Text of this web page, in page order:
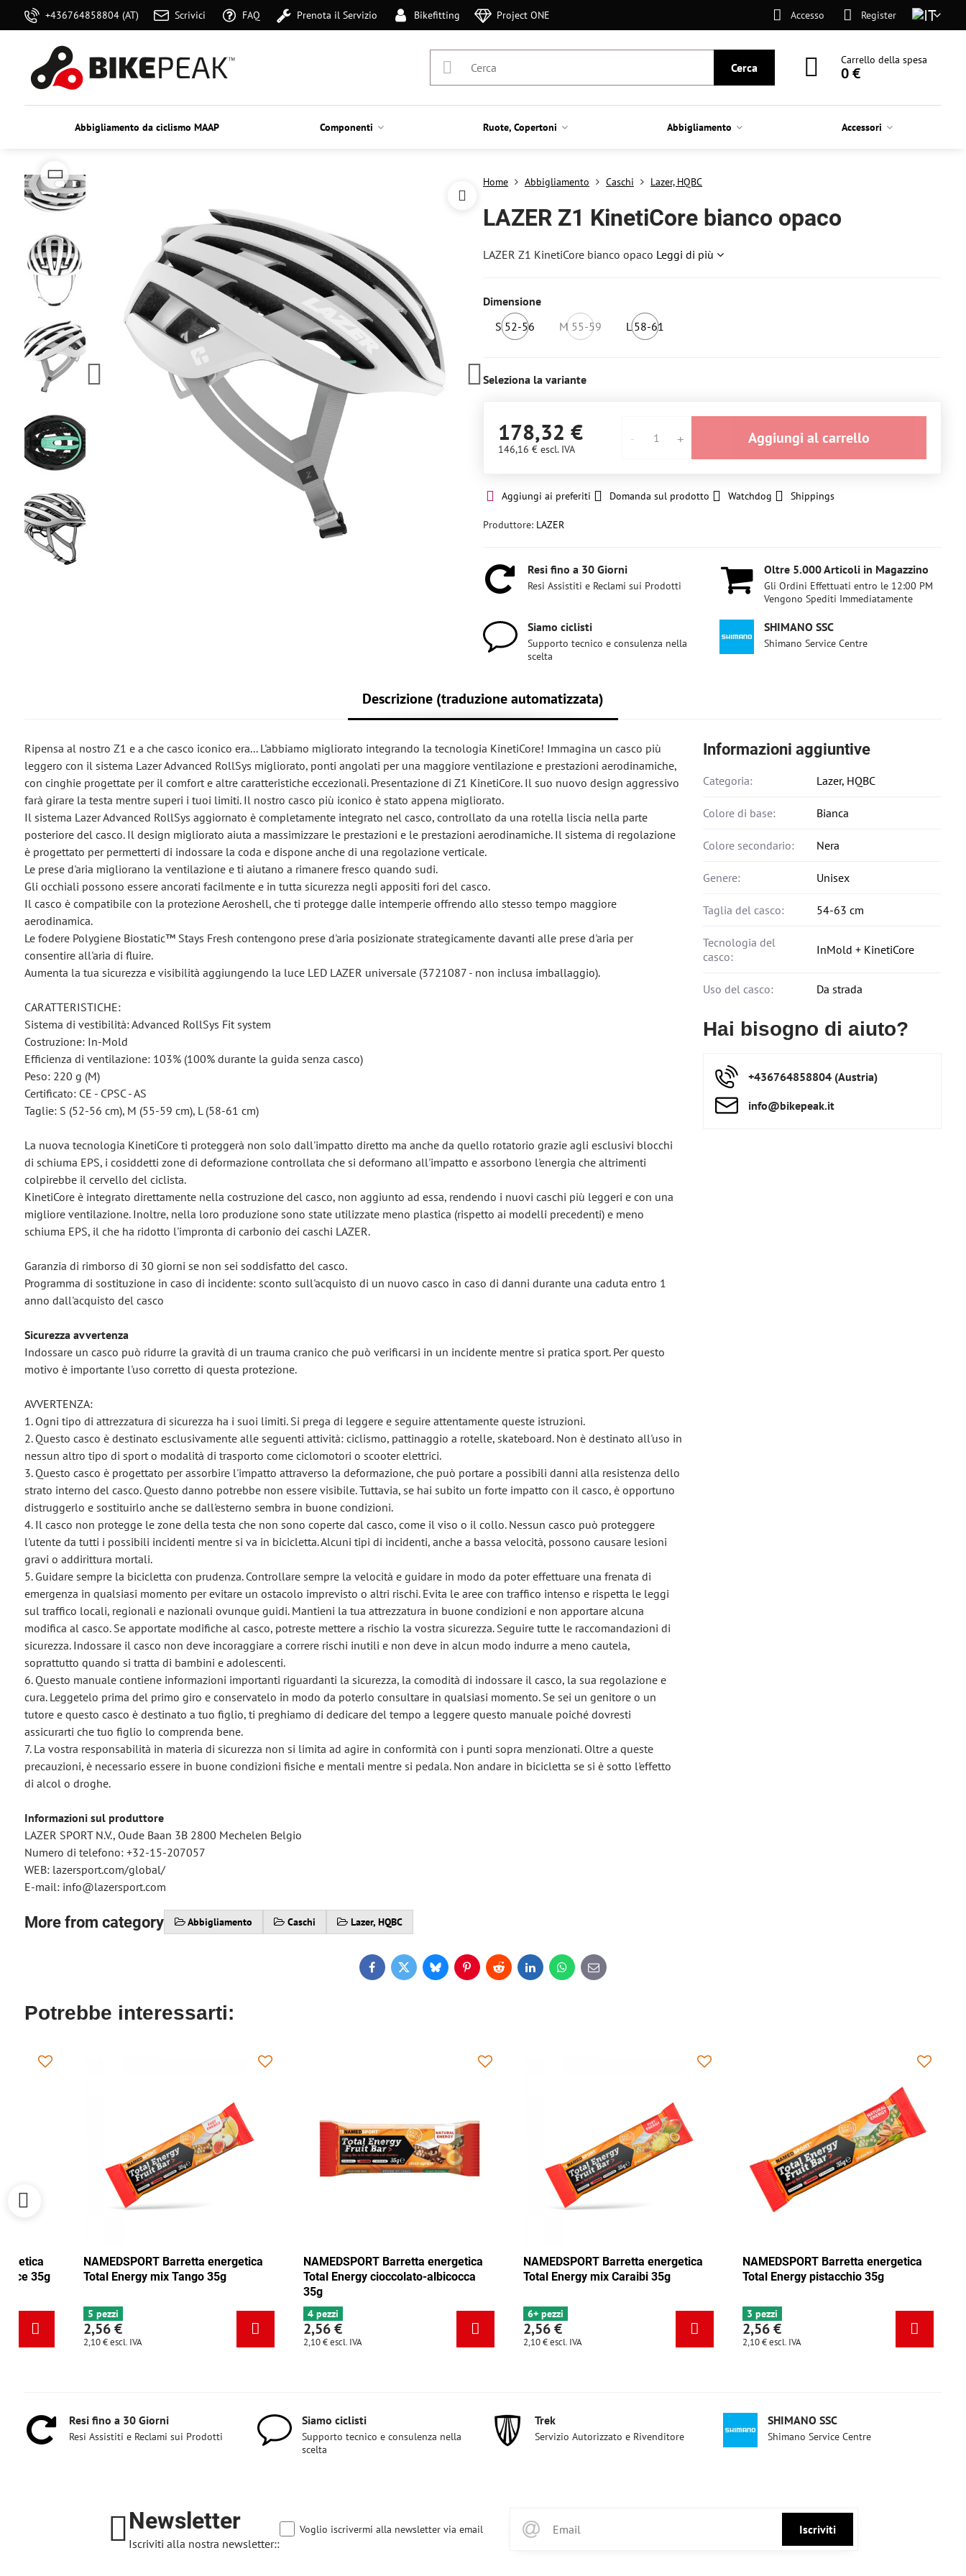
+436764858804 (AT) Scrivici FAQ Prenota il Servizio Bikefitting Project ONE Accesso Register
Cerca
Carrello della spesa
0 €
Abbigliamento da ciclismo MAAP Componenti Ruote, Copertoni Abbigliamento Accessori
Home Abbigliamento Caschi Lazer, HQBC
LAZER Z1 KinetiCore bianco opaco
LAZER Z1 KinetiCore bianco opaco Leggi di più
Dimensione
S 52-56
M 55-59
L 58-61
Seleziona la variante
178,32 €
146,16 € escl. IVA
Aggiungi al carrello
Aggiungi ai preferiti Domanda sul prodotto Watchdog Shippings
Produttore: LAZER
Resi fino a 30 Giorni
Resi Assistiti e Reclami sui Prodotti
Oltre 5​.000 Articoli in Magazzino
Gli Ordini Effettuati entro le 12:00 PM
Vengono Spediti Immediatamente
Siamo ciclisti
Supporto tecnico e consulenza nella
scelta
SHIMANO SSC
Shimano Service Centre
Descrizione (traduzione automatizzata)
Ripensa al nostro Z1 e a che casco iconico era... L'abbiamo migliorato integrando la tecnologia KinetiCore! Immagina un casco più
leggero con il sistema Lazer Advanced RollSys migliorato, ponti angolati per una maggiore ventilazione e prestazioni aerodinamiche,
con cinghie progettate per il comfort e altre caratteristiche eccezionali. Presentazione di Z1 KinetiCore. Il suo nuovo design aggressivo
farà girare la testa mentre superi i tuoi limiti. Il nostro casco più iconico è stato appena migliorato.
Il sistema Lazer Advanced RollSys aggiornato è completamente integrato nel casco, controllato da una rotella liscia nella parte
posteriore del casco. Il design migliorato aiuta a massimizzare le prestazioni e le prestazioni aerodinamiche. Il sistema di regolazione
è progettato per permetterti di indossare la coda e dispone anche di una regolazione verticale.
Le prese d'aria migliorano la ventilazione e ti aiutano a rimanere fresco quando sudi.
Gli occhiali possono essere ancorati facilmente e in tutta sicurezza negli appositi fori del casco.
Il casco è compatibile con la protezione Aeroshell, che ti protegge dalle intemperie offrendo allo stesso tempo maggiore
aerodinamica.
Le fodere Polygiene Biostatic™ Stays Fresh contengono prese d'aria posizionate strategicamente davanti alle prese d'aria per
consentire all'aria di fluire.
Aumenta la tua sicurezza e visibilità aggiungendo la luce LED LAZER universale (3721087 - non inclusa imballaggio).
CARATTERISTICHE:
Sistema di vestibilità: Advanced RollSys Fit system
Costruzione: In-Mold
Efficienza di ventilazione: 103% (100% durante la guida senza casco)
Peso: 220 g (M)
Certificato: CE - CPSC - AS
Taglie: S (52-56 cm), M (55-59 cm), L (58-61 cm)
La nuova tecnologia KinetiCore ti proteggerà non solo dall'impatto diretto ma anche da quello rotatorio grazie agli esclusivi blocchi
di schiuma EPS, i cosiddetti zone di deformazione controllata che si deformano all'impatto e assorbono l'energia che altrimenti
colpirebbe il cervello del ciclista.
KinetiCore è integrato direttamente nella costruzione del casco, non aggiunto ad essa, rendendo i nuovi caschi più leggeri e con una
migliore ventilazione. Inoltre, nella loro produzione sono state utilizzate meno plastica (rispetto ai modelli precedenti) e meno
schiuma EPS, il che ha ridotto l'impronta di carbonio dei caschi LAZER.
Garanzia di rimborso di 30 giorni se non sei soddisfatto del casco.
Programma di sostituzione in caso di incidente: sconto sull'acquisto di un nuovo casco in caso di danni durante una caduta entro 1
anno dall'acquisto del casco
Sicurezza avvertenza
Indossare un casco può ridurre la gravità di un trauma cranico che può verificarsi in un incidente mentre si pratica sport. Per questo
motivo è importante l'uso corretto di questa protezione.
AVVERTENZA:
1. Ogni tipo di attrezzatura di sicurezza ha i suoi limiti. Si prega di leggere e seguire attentamente queste istruzioni.
2. Questo casco è destinato esclusivamente alle seguenti attività: ciclismo, pattinaggio a rotelle, skateboard. Non è destinato all'uso in
nessun altro tipo di sport o modalità di trasporto come ciclomotori o scooter elettrici.
3. Questo casco è progettato per assorbire l'impatto attraverso la deformazione, che può portare a possibili danni alla resistenza dello
strato interno del casco. Questo danno potrebbe non essere visibile. Tuttavia, se hai subito un forte impatto con il casco, è opportuno
distruggerlo e sostituirlo anche se dall'esterno sembra in buone condizioni.
4. Il casco non protegge le zone della testa che non sono coperte dal casco, come il viso o il collo. Nessun casco può proteggere
l'utente da tutti i possibili incidenti mentre si va in bicicletta. Alcuni tipi di incidenti, anche a bassa velocità, possono causare lesioni
gravi o addirittura mortali.
5. Guidare sempre la bicicletta con prudenza. Controllare sempre la velocità e guidare in modo da poter effettuare una frenata di
emergenza in qualsiasi momento per evitare un ostacolo imprevisto o altri rischi. Evita le aree con traffico intenso e rispetta le leggi
sul traffico locali, regionali e nazionali ovunque guidi. Mantieni la tua attrezzatura in buone condizioni e non apportare alcuna
modifica al casco. Se apportate modifiche al casco, potreste mettere a rischio la vostra sicurezza. Seguire tutte le raccomandazioni di
sicurezza. Indossare il casco non deve incoraggiare a correre rischi inutili e non deve in alcun modo indurre a meno cautela,
soprattutto quando si tratta di bambini e adolescenti.
6. Questo manuale contiene informazioni importanti riguardanti la sicurezza, la comodità di indossare il casco, la sua regolazione e
cura. Leggetelo prima del primo giro e conservatelo in modo da poterlo consultare in qualsiasi momento. Se sei un genitore o un
tutore e questo casco è destinato a tuo figlio, ti preghiamo di dedicare del tempo a leggere questo manuale poiché dovresti
assicurarti che tuo figlio lo comprenda bene.
7. La vostra responsabilità in materia di sicurezza non si limita ad agire in conformità con i punti sopra menzionati. Oltre a queste
precauzioni, è necessario essere in buone condizioni fisiche e mentali mentre si pedala. Non andare in bicicletta se si è sotto l'effetto
di alcol o droghe.
Informazioni sul produttore
LAZER SPORT N.V., Oude Baan 3B 2800 Mechelen Belgio
Numero di telefono: +32-15-207057
WEB: lazersport.com/global/
E-mail: info@lazersport.com
More from category Abbigliamento Caschi Lazer, HQBC
Informazioni aggiuntive
Categoria: Lazer, HQBC
Colore di base: Bianca
Colore secondario: Nera
Genere: Unisex
Taglia del casco: 54-63 cm
Tecnologia del
casco:
InMold + KinetiCore
Uso del casco: Da strada
Hai bisogno di aiuto?
+436764858804 (Austria)
info​@bikepeak​.it
FacebookTwitterBlueskyPinterestRedditLinkedInWhatsApp
E-
mail
Potrebbe interessarti:
NAMEDSPORT Barretta energetica
Total Energy mirtillo rosso-noce 35g
6+ pezzi
2,56 €
escl. IVA
NAMEDSPORT Barretta energetica
Total Energy mix Tango 35g
5 pezzi
2,56 €
escl. IVA
NAMEDSPORT Barretta energetica
Total Energy cioccolato-albicocca
4 pezzi
2,56 €
escl. IVA
NAMEDSPORT Barretta energetica
Total Energy mix Caraibi 35g
6+ pezzi
2,56 €
escl. IVA
3 pezzi
2,56 €
Resi fino a 30 Giorni
Resi Assistiti e Reclami sui Prodotti
Siamo ciclisti
Supporto tecnico e consulenza nella
scelta
Trek
Servizio Autorizzato e Rivenditore
SHIMANO SSC
Shimano Service Centre
Newsletter
Iscriviti alla nostra newsletter::
Iscriviti
Voglio iscrivermi alla newsletter via email